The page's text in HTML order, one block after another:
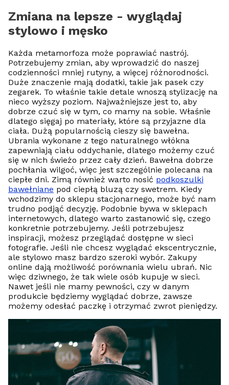
Zmiana na lepsze - wyglądaj
stylowo i męsko
Każda metamorfoza może poprawiać nastrój.
Potrzebujemy zmian, aby wprowadzić do naszej
codzienności mniej rutyny, a więcej różnorodności.
Duże znaczenie mają dodatki, takie jak pasek czy
zegarek. To właśnie takie detale wnoszą stylizację na
nieco wyższy poziom. Najważniejsze jest to, aby
dobrze czuć się w tym, co mamy na sobie. Właśnie
dlatego sięgaj po materiały, które są przyjazne dla
ciała. Dużą popularnością cieszy się bawełna.
Ubrania wykonane z tego naturalnego włókna
zapewniają ciału oddychanie, dlatego możemy czuć
się w nich świeżo przez cały dzień. Bawełna dobrze
pochłania wilgoć, więc jest szczególnie polecana na
ciepłe dni. Zimą również warto nosić podkoszulki
bawełniane pod ciepłą bluzą czy swetrem. Kiedy
wchodzimy do sklepu stacjonarnego, może być nam
trudno podjąć decyzję. Podobnie bywa w sklepach
internetowych, dlatego warto zastanowić się, czego
konkretnie potrzebujemy. Jeśli potrzebujesz
inspiracji, możesz przeglądać dostępne w sieci
fotografie. Jeśli nie chcesz wyglądać ekscentrycznie,
ale stylowo masz bardzo szeroki wybór. Zakupy
online dają możliwość porównania wielu ubrań. Nic
więc dziwnego, że tak wiele osób kupuje w sieci.
Nawet jeśli nie mamy pewności, czy w danym
produkcie będziemy wyglądać dobrze, zawsze
możemy odesłać paczkę i otrzymać zwrot pieniędzy.